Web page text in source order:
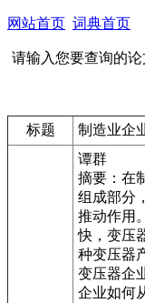
网站首页 词典首页
请输入您要查询的论
标题 制造业企
谭群
摘要：在
组成部分
推动作用
快，变压
种变压器
变压器企
企业如何